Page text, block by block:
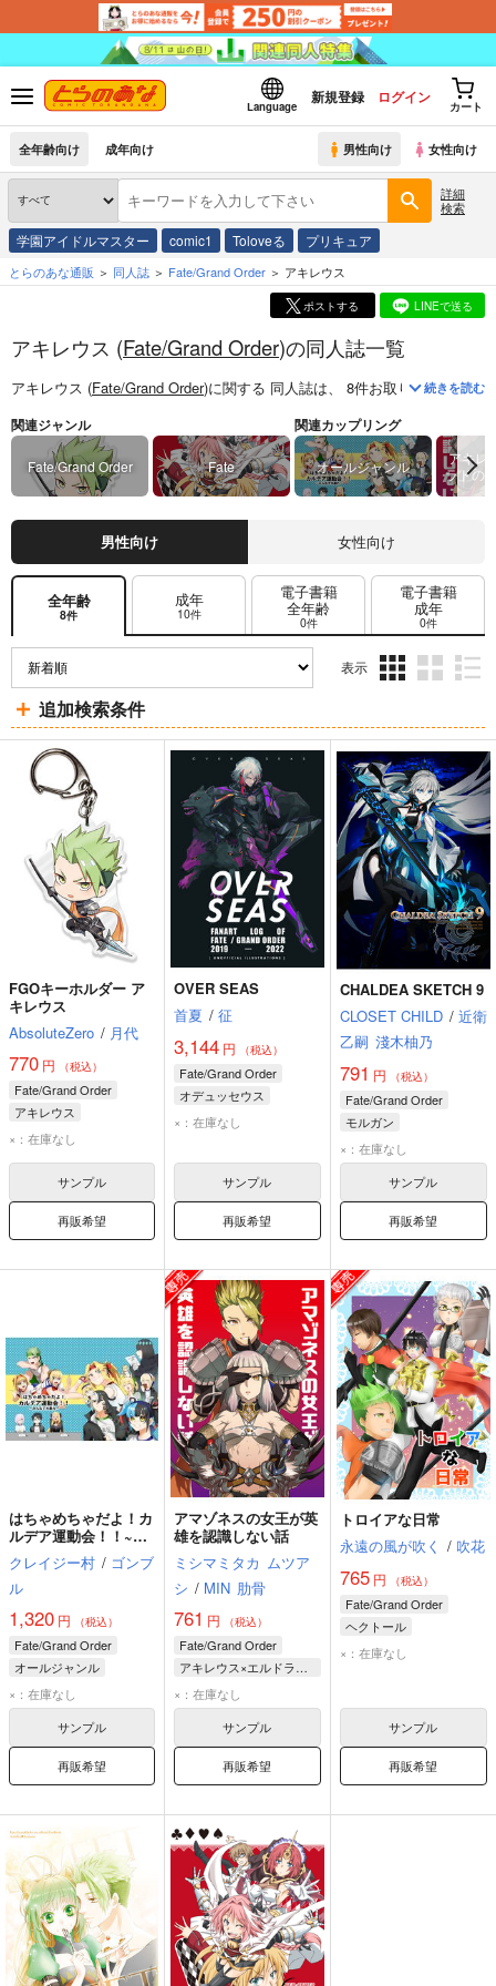
Language
新規登録 ログイン
カート
全年齢向け 成年向け 男性向け 女性向け
詳細
検索
学園アイドルマスター comic1 Toloveる プリキュア
とらのあな通販 同人誌 Fate/Grand Order アキレウス
ポストする LINEで送る
アキレウス (Fate/Grand Order)の同人誌一覧
アキレウス (Fate/Grand Order)に関する 同人誌は、 8件お取り扱いがござ
続きを読む
関連ジャンル
Fate/Grand Order Fate
関連カップリング
オールジャンル
アキレ
ラドの
男性向け 女性向け
全年齢
8件
成年
10件
電子書籍
全年齢
0件
電子書籍
成年
0件
表示
ム
表
示
ム
表
示
ム
表
示
追加検索条件
FGOキーホルダー ア
キレウス
AbsoluteZero / 月代
770 円 （税込）
Fate/Grand Order
アキレウス
×：在庫なし
サンプル
再販希望
OVER SEAS
首夏 / 征
3,144 円 （税込）
Fate/Grand Order
オデュッセウス
アキレウス
×：在庫なし
サンプル
再販希望
CHALDEA SKETCH 9
CLOSET CHILD / 近衛
乙嗣 淺木柚乃
791 円 （税込）
Fate/Grand Order
モルガン
アキレウス
×：在庫なし
サンプル
再販希望
はちゃめちゃだよ！カ
ルデア運動会！！~み
んなで大暴れ~
クレイジー村 / ゴンブ
ル
1,320 円 （税込）
Fate/Grand Order
オールジャンル
アキレウス
ネロ・クラウディウス
×：在庫なし
サンプル
再販希望
アマゾネスの女王が英
雄を認識しない話
ミシマミタカ ムツア
シ / MIN 肋骨
761 円 （税込）
Fate/Grand Order
アキレウス×エルドラドのバーサーカー
アキレウス
エルドラドのバーサーカー
×：在庫なし
サンプル
再販希望
トロイアな日常
永遠の風が吹く / 吹花
765円 （税込）
Fate/Grand Order
ヘクトール
アキレウス
×：在庫なし
サンプル
再販希望